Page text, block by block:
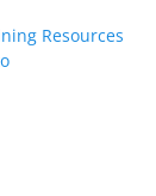
Resources